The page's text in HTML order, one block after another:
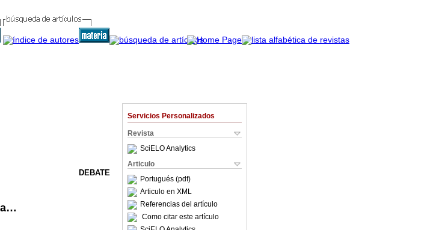
Servicios Personalizados
Revista
SciELO Analytics
Articulo
Portugués (pdf)
Articulo en XML
Referencias del artículo
Como citar este artículo
DEBATE